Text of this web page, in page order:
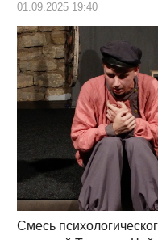
01.09.2025 19:40
Смесь